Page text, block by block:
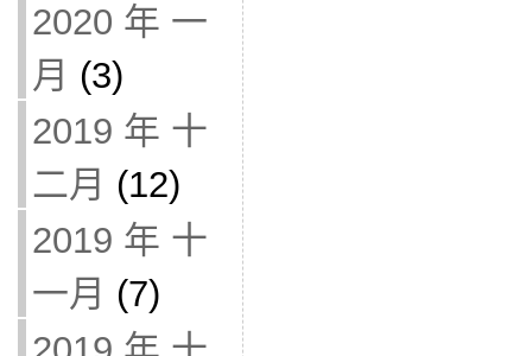
2020 年 一
月 (3)
2019 年 十
二月 (12)
2019 年 十
一月 (7)